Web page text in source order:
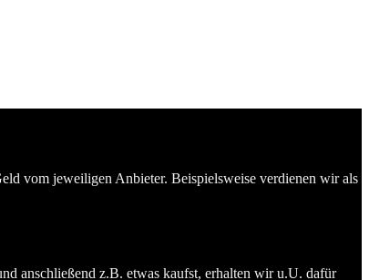
vom jeweiligen Anbieter. Beispielsweise verdienen wir als
anschließend z.B. etwas kaufst, erhalten wir u.U. dafür